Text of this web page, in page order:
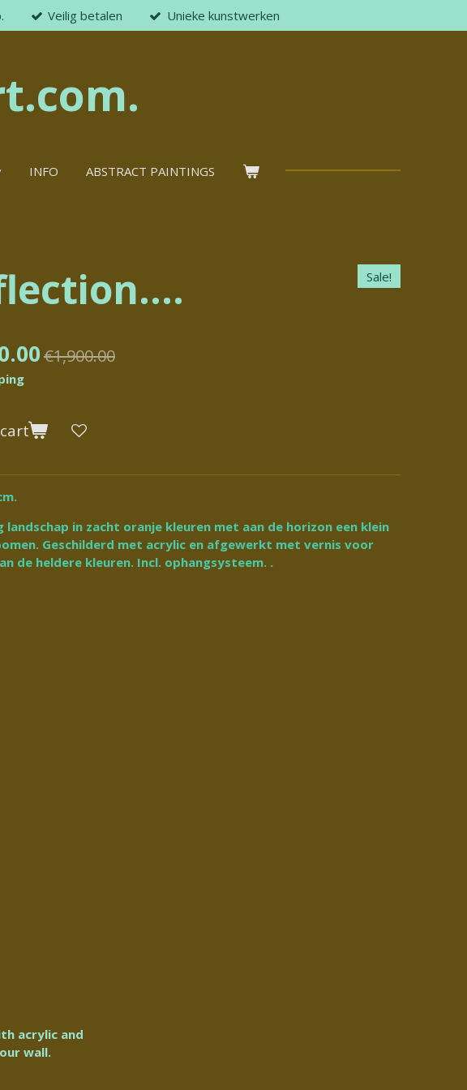
Veilig betalen Unieke kunstwerken
INFO ABSTRACT PAINTINGS
Sale!
€1,900.00
landschap in zacht oranje kleuren met aan de horizon een klein
Geschilderd met acrylic en afgewerkt met vernis voor
de heldere kleuren. Incl. ophangsysteem. .
acrylic and
wall.